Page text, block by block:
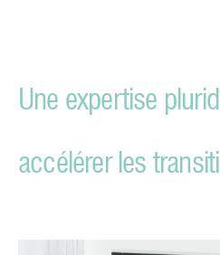
Une expertise
accélérer les